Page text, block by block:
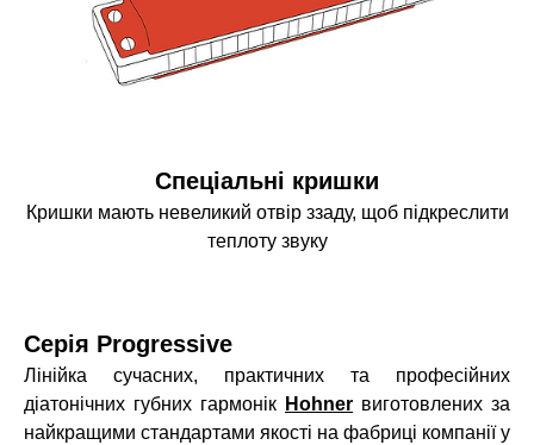
Спеціальні кришки
Кришки мають невеликий отвір ззаду, щоб підкреслити
теплоту звуку
Серія Progressive
Лінійка сучасних, практичних та професійних
діатонічних губних гармонік Hohner виготовлених за
найкращими стандартами якості на фабриці компанії у